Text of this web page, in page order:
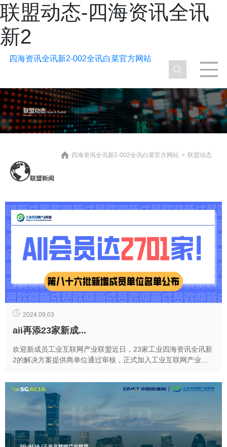
联盟动态-四海资讯全讯
新2
四海资讯全讯新2-002全讯白菜官方网站
四海资讯全讯新2-002全讯白菜官方网站 > 联盟动态
2024.09.03
aii再添23家新成...
欢迎新成员工业互联网产业联盟近日，23家工业四海资讯全讯新
2的解决方案提供商单位通过审核，正式加入工业互联网产业联